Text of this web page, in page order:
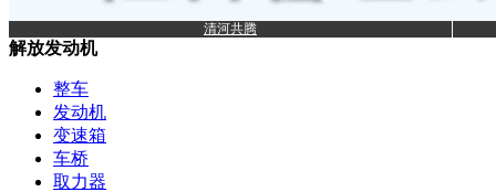
清河共腾
解放发动机
整车
发动机
变速箱
车桥
取力器